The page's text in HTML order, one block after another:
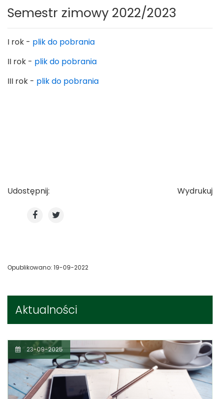
Aktualności
23-09-2025
Semestr zimowy 2022/2023
I rok - plik do pobrania
II rok - plik do pobrania
III rok - plik do pobrania
Udostępnij: Wydrukuj
Opublikowano: 19-09-2022